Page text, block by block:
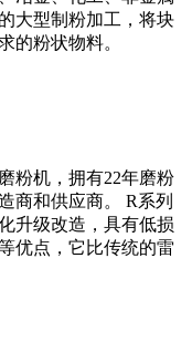
大型制粉加工，将块
的粉状物料。
粉机，拥有22年磨粉
商和供应商。 R系列
升级改造，具有低损
优点，它比传统的雷